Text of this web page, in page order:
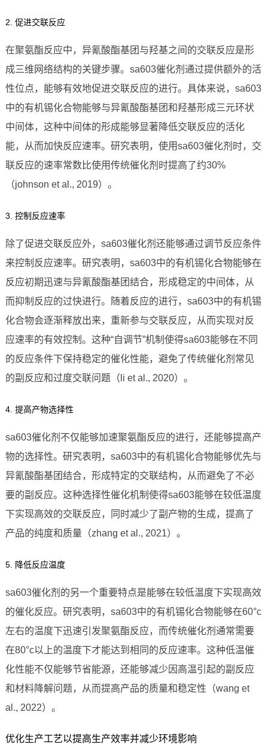
2. 促进交联反应
在聚氨酯反应中，异氰酸酯基团与羟基之间的交联反应是形
成三维网络结构的关键步骤。sa603催化剂通过提供额外的活
性位点，能够有效地促进交联反应的进行。具体来说，sa603
中的有机锡化合物能够与异氰酸酯基团和羟基形成三元环状
中间体，这种中间体的形成能够显著降低交联反应的活化
能，从而加快反应速率。研究表明，使用sa603催化剂时，交
联反应的速率常数比使用传统催化剂时提高了约30%
（johnson et al., 2019）。
3. 控制反应速率
除了促进交联反应外，sa603催化剂还能够通过调节反应条件
来控制反应速率。研究表明，sa603中的有机锡化合物能够在
反应初期迅速与异氰酸酯基团结合，形成稳定的中间体，从
而抑制反应的过快进行。随着反应的进行，sa603中的有机锡
化合物会逐渐释放出来，重新参与交联反应，从而实现对反
应速率的有效控制。这种“自调节”机制使得sa603能够在不同
的反应条件下保持稳定的催化性能，避免了传统催化剂常见
的副反应和过度交联问题（li et al., 2020）。
4. 提高产物选择性
sa603催化剂不仅能够加速聚氨酯反应的进行，还能够提高产
物的选择性。研究表明，sa603中的有机锡化合物能够优先与
异氰酸酯基团结合，形成特定的交联结构，从而避免了不必
要的副反应。这种选择性催化机制使得sa603能够在较低温度
下实现高效的交联反应，同时减少了副产物的生成，提高了
产品的纯度和质量（zhang et al., 2021）。
5. 降低反应温度
sa603催化剂的另一个重要特点是能够在较低温度下实现高效
的催化反应。研究表明，sa603中的有机锡化合物能够在60°c
左右的温度下迅速引发聚氨酯反应，而传统催化剂通常需要
在80°c以上的温度下才能达到相同的反应速率。这种低温催
化性能不仅能够节省能源，还能够减少因高温引起的副反应
和材料降解问题，从而提高产品的质量和稳定性（wang et
al., 2022）。
优化生产工艺以提高生产效率并减少环境影响